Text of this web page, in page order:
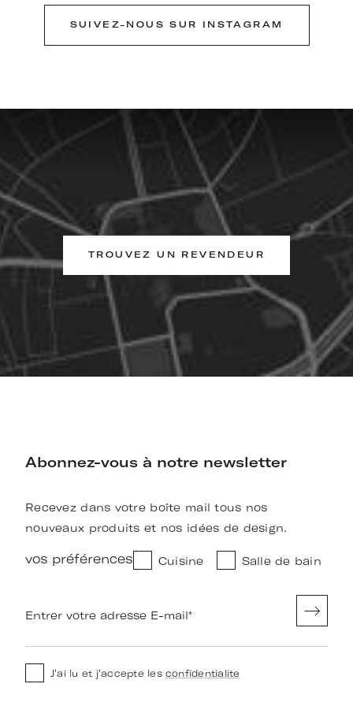
SUIVEZ-NOUS SUR INSTAGRAM
TROUVEZ UN REVENDEUR
Abonnez-vous à notre newsletter
Recevez dans votre boîte mail tous nos
nouveaux produits et nos idées de design.
vos préférences Cuisine Salle de bain
Entrer votre adresse E-mail*
J'ai lu et j'accepte les confidentialite